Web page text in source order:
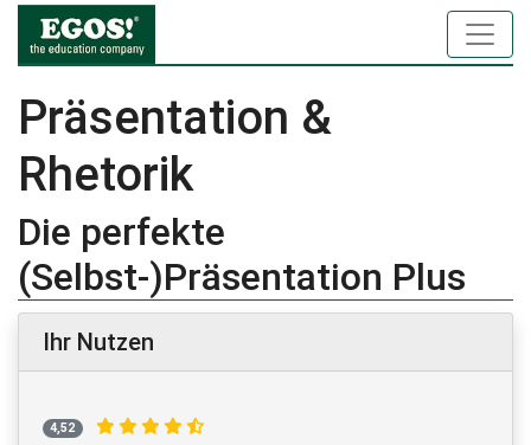
Präsentation &
Rhetorik
Die perfekte
(Selbst-)Präsentation Plus
Ihr Nutzen
4,52